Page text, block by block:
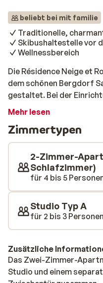
beliebt bei mit familie
Traditionelle,
Skibushaltestelle vor
Wellnessbereich
Die Résidence Neige et
dem schönen Bergdorf
gestaltet. Bei der
verwendet, was eine
befindet sich in ca. 800
Skibus, der Sie dort hin
Hotel. Die Studios sind
eingerichtet. Die Wände
wurden viele typische
die für eine
Wellnessbereich können
auf der Piste wieder
Hallenbad, eine Sauna,
die Piste!
Mehr lesen
Zimmertypen
2-Zimmer-
Schlafzimmer)
für 4 bis 5
Studio Typ A
für 2 bis 3 Personen
Zusätzliche
Das Zwei-Zimmer-
Studio und einem